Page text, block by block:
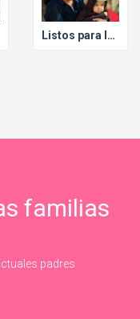
Listos para las vacaciones
familias
padres